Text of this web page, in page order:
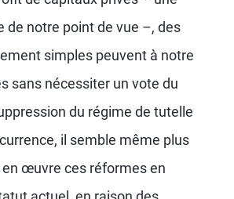
de notre point de vue –, des
simples peuvent à notre
sans nécessiter un vote du
du régime de tutelle
il semble même plus
œuvre ces réformes en